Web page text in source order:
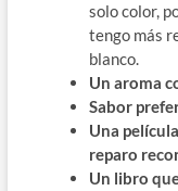
solo color,
tengo más
blanco.
Un aroma
Sabor
Una
reparo
Un libro